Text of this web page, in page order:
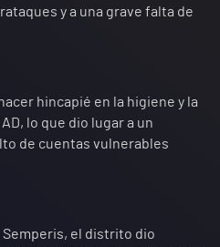
y a una grave falta de
hincapié en la higiene y la
lo que dio lugar a un
de cuentas vulnerables
Semperis, el distrito dio